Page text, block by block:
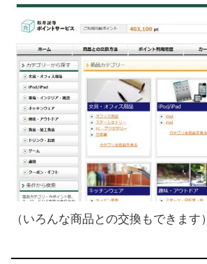
（いろんな商品との交換もできます）